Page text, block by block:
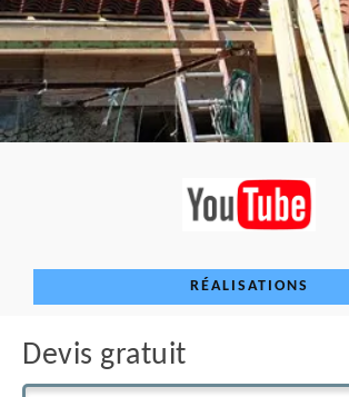
RÉALISATIONS
Devis gratuit